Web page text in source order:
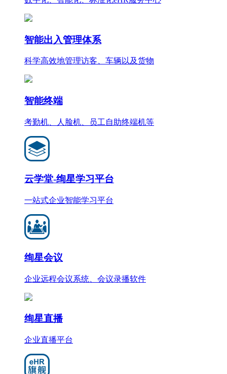
智能出入管理体系
科学高效地管理访客、车辆以及货物
智能终端
考勤机、人脸机、员工自助终端机等
云学堂-绚星学习平台
一站式企业智能学习平台
绚星会议
企业远程会议系统、会议录播软件
绚星直播
企业直播平台